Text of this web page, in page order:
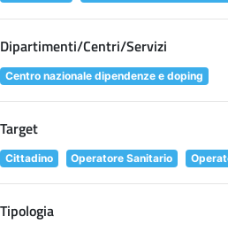
Dipartimenti/Centri/Servizi
Centro nazionale dipendenze e doping
Target
Cittadino Operatore Sanitario
Tipologia